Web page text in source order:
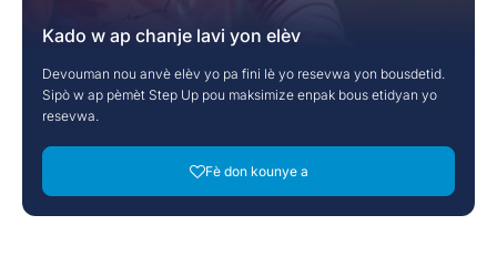
Kado w ap chanje lavi yon elèv
Devouman nou anvè elèv yo pa fini lè yo resevwa yon bousdetid.
Sipò w ap pèmèt Step Up pou maksimize enpak bous etidyan yo
resevwa.
Fè don kounye a